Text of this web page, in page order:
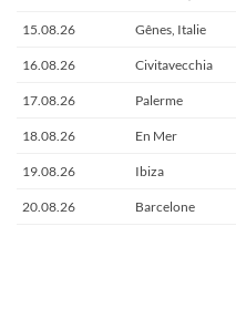
15.08.26 Gênes, Italie
16.08.26 Civitavecchia
17.08.26 Palerme
18.08.26 En Mer
19.08.26 Ibiza
20.08.26 Barcelone